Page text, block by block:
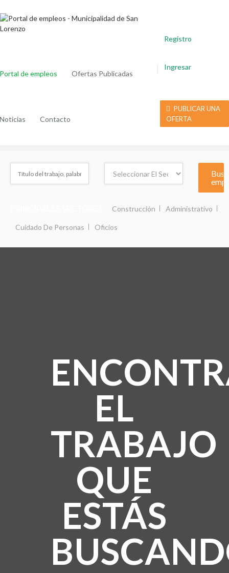
Portal de empleos Ofertas Publicadas
Noticias Contacto
Registro
Ingresar
PUBLICAR UNA
OFERTA
Construcción Administrativo
Cuidado De Personas Oficios
EL
TRABAJO
QUE
ESTÁS